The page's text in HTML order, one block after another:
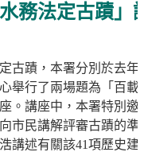
務法定古蹟」
古蹟，本署分別於去年
舉行了兩場題為「百載
。講座中，本署特別邀
市民講解評審古蹟的準
講述有關該41項歷史建